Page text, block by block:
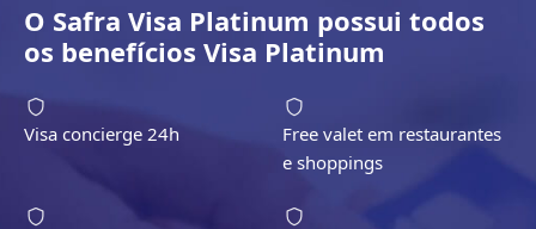
O Safra Visa Platinum possui todos
os benefícios Visa Platinum
Visa concierge 24h
Free valet em restaurantes
e shoppings